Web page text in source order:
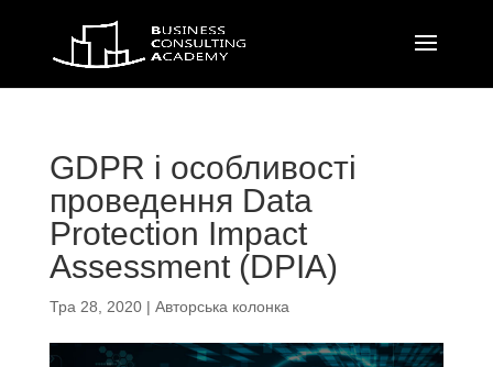
GDPR і особливості
проведення Data
Protection Impact
Assessment (DPIA)
Тра 28, 2020| Авторська колонка